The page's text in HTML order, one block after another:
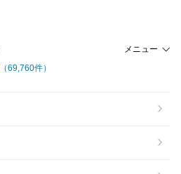
メニュー
（69,760件）